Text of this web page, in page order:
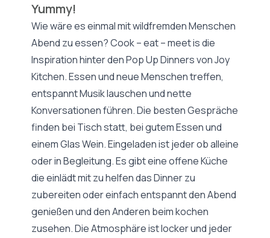
Yummy!
Wie wäre es einmal mit wildfremden Menschen
Abend zu essen? Cook – eat – meet is die
Inspiration hinter den Pop Up Dinners von Joy
Kitchen. Essen und neue Menschen treffen,
entspannt Musik lauschen und nette
Konversationen führen. Die besten Gespräche
finden bei Tisch statt, bei gutem Essen und
einem Glas Wein. Eingeladen ist jeder ob alleine
oder in Begleitung. Es gibt eine offene Küche
die einlädt mit zu helfen das Dinner zu
zubereiten oder einfach entspannt den Abend
genießen und den Anderen beim kochen
zusehen. Die Atmosphäre ist locker und jeder